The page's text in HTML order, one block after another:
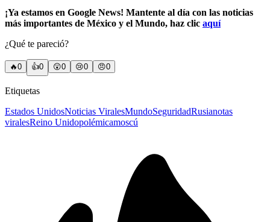
¡Ya estamos en Google News! Mantente al día con las noticias
más importantes de México y el Mundo, haz clic aquí
¿Qué te pareció?
🔥0 👍0 😲0 😢0 😠0
Etiquetas
Estados UnidosNoticias ViralesMundoSeguridadRusianotas
viralesReino Unidopolémicamoscú